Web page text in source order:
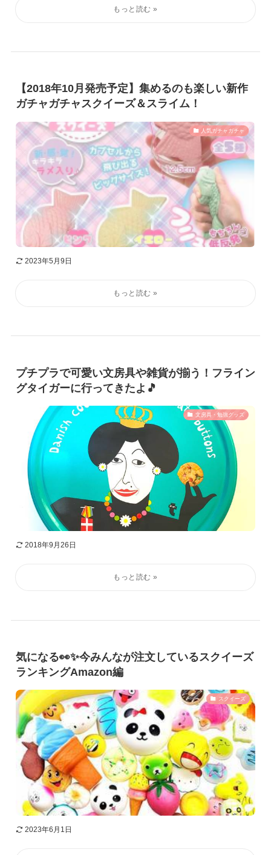
【2018年10月発売予定】集めるのも楽しい新作
ガチャガチャスクイーズ＆スライム！
人気ガチャガチャ
2023年5月9日
プチプラで可愛い文房具や雑貨が揃う！フライン
グタイガーに行ってきたよ🎵
文房具・勉強グッズ
2018年9月26日
気になる👀✨今みんなが注文しているスクイーズ
ランキングAmazon編
スクイーズ
2023年6月1日